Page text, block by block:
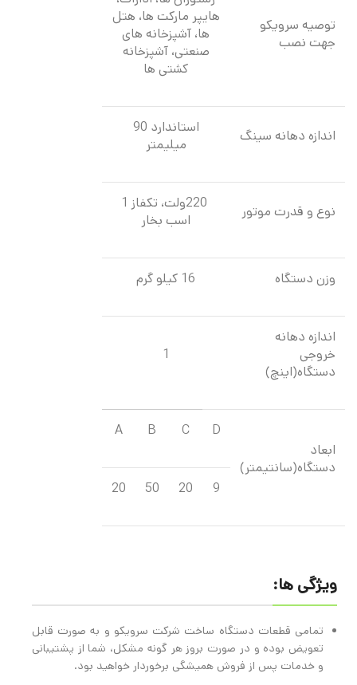
توصیه سرویکو
جهت نصب
هایپر مارکت ها، هتل
ها، آشپزخانه های
صنعتی، آشپزخانه
کشتی ها
اندازه دهانه سینگ
استاندارد 90
میلیمتر
نوع و قدرت موتور
220ولت، تکفاز 1
اسب بخار
وزن دستگاه 16 کیلو گرم
اندازه دهانه
خروجی
دستگاه(اینچ)
1
ابعاد
دستگاه(سانتیمتر)
D
C
B
A
9
20
50
20
ویژگی ها:
تمامی قطعات دستگاه ساخت شرکت سرویکو و به صورت قابل
تعویض بوده و در صورت بروز هر گونه مشکل، شما از پشتیبانی
و خدمات پس از فروش همیشگی برخوردار خواهید بود.